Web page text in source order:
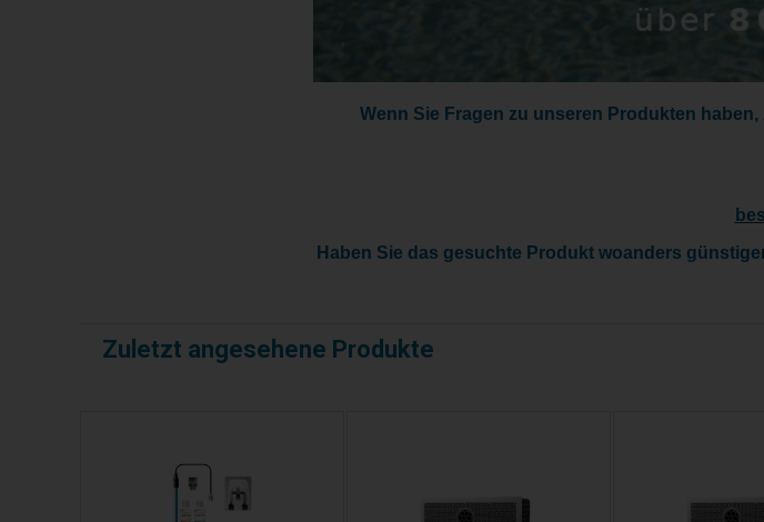
Wenn Sie Fragen zu unseren Produkten
Haben Sie das gesuchte Produkt woanders
Zuletzt angesehene Produkte